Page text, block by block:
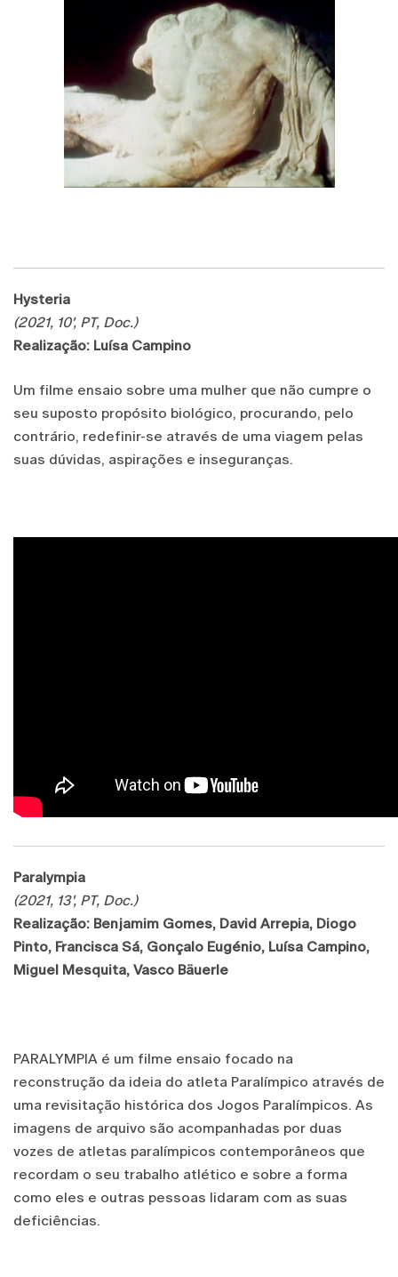
Hysteria
(2021, 10', PT, Doc.)
Realização: Luísa Campino
Um filme ensaio sobre uma mulher que não cumpre o
seu suposto propósito biológico, procurando, pelo
contrário, redefinir-se através de uma viagem pelas
suas dúvidas, aspirações e inseguranças.
Paralympia
(2021, 13', PT, Doc.)
Realização: Benjamim Gomes, David Arrepia, Diogo
Pinto, Francisca Sá, Gonçalo Eugénio, Luísa Campino,
Miguel Mesquita, Vasco Bäuerle
PARALYMPIA é um filme ensaio focado na
reconstrução da ideia do atleta Paralímpico através de
uma revisitação histórica dos Jogos Paralímpicos. As
imagens de arquivo são acompanhadas por duas
vozes de atletas paralímpicos contemporâneos que
recordam o seu trabalho atlético e sobre a forma
como eles e outras pessoas lidaram com as suas
deficiências.